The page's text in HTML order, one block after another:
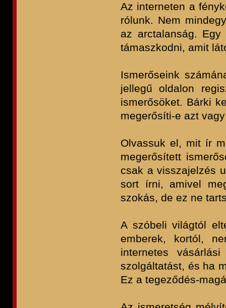
Az interneten a
rólunk. Nem
az arctalanság.
támaszkodni, amit
Ismerőseink
jellegű oldalon
ismerősöket. Bárki
megerősíti-e azt
Olvassuk el, mit ír
megerősített
csak a visszajelzés
sort írni, amivel
szokás, de ez ne
A szóbeli világtól
emberek, kortól,
internetes
szolgáltatást, és ha
Ez a tegeződés-